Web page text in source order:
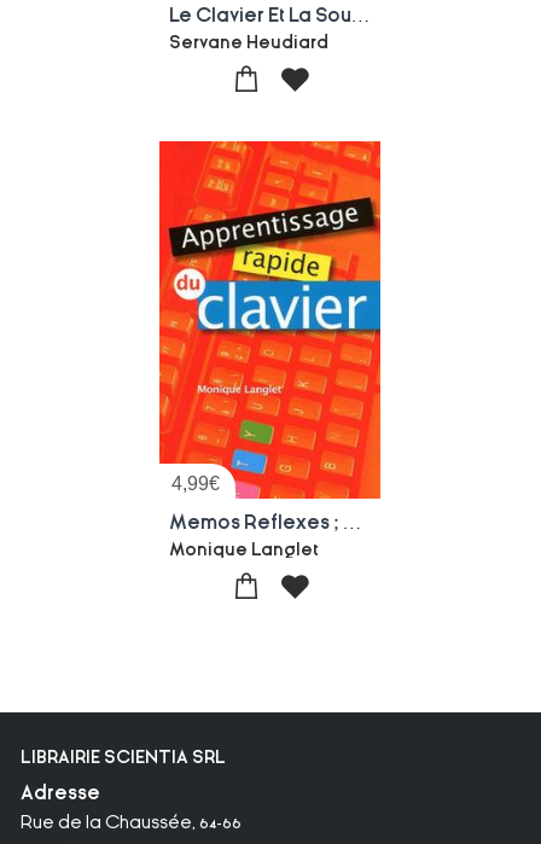
Servane Heudiard
4,99€
Monique Langlet
LIBRAIRIE SCIENTIA SRL
Adresse
Rue de la Chaussée, 64-66